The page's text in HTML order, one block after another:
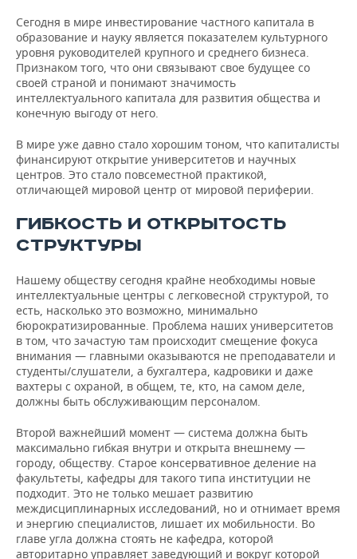
Сегодня в мире инвестирование частного капитала в
образование и науку является показателем культурного
уровня руководителей крупного и среднего бизнеса.
Признаком того, что они связывают свое будущее со
своей страной и понимают значимость
интеллектуального капитала для развития общества и
конечную выгоду от него.
В мире уже давно стало хорошим тоном, что капиталисты
финансируют открытие университетов и научных
центров. Это стало повсеместной практикой,
отличающей мировой центр от мировой периферии.
ГИБКОСТЬ И ОТКРЫТОСТЬ
СТРУКТУРЫ
Нашему обществу сегодня крайне необходимы новые
интеллектуальные центры с легковесной структурой, то
есть, насколько это возможно, минимально
бюрократизированные. Проблема наших университетов
в том, что зачастую там происходит смещение фокуса
внимания — главными оказываются не преподаватели и
студенты/слушатели, а бухгалтера, кадровики и даже
вахтеры с охраной, в общем, те, кто, на самом деле,
должны быть обслуживающим персоналом.
Второй важнейший момент — система должна быть
максимально гибкая внутри и открыта внешнему —
городу, обществу. Старое консервативное деление на
факультеты, кафедры для такого типа институции не
подходит. Это не только мешает развитию
междисциплинарных исследований, но и отнимает время
и энергию специалистов, лишает их мобильности. Во
главе угла должна стоять не кафедра, которой
авторитарно управляет заведующий и вокруг которой